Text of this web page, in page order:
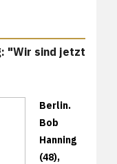
"Wir sind jetzt
Berlin.
Bob
Hanning
(48),